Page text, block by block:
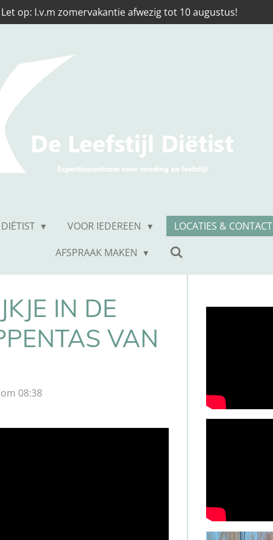
Let op: I.v.m zomervakantie afwezig tot 10 augustus!
VOOR IEDEREEN LOCATIES & CONTACT
AFSPRAAK MAKEN
IN DE
VAN
08:38